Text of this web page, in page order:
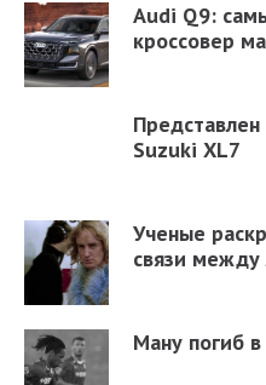
Audi Q9:
кроссовер
Suzuki XL7
Ученые
связи
Ману погиб